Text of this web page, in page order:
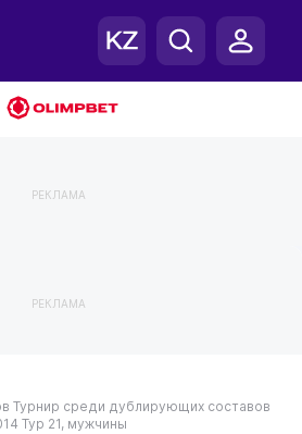
РЕКЛАМА
РЕКЛАМА
Турнир среди дублирующих составов
Тур 21, мужчины